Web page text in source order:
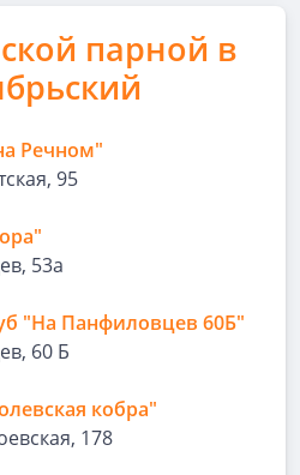
парной в
Речном"
95
53а
"На Панфиловцев 60Б"
60 Б
кобра"
178